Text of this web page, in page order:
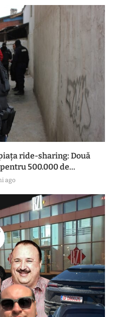
ride-sharing: Două
500.000 de...
ago